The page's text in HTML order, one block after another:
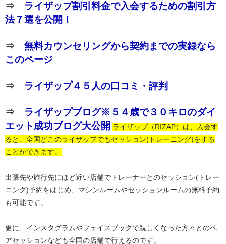
⇒ ライザップ割引料金で入会するための割引方
法７選を公開！
⇒ 無料カウンセリングから契約までの実録なら
このページ
⇒ ライザップ４５人の口コミ・評判
⇒ ライザップブログ※５４歳で３０キロのダイ
エット成功ブログ大公開 ライザップ（RIZAP）は、入会す
ると、全国どこのライザップでもセッション(トレーニング)をする
ことができます。
出張先や旅行先にほど近い店舗でトレーナーとのセッション(トレー
ニング)予約をはじめ、マシンルームやセッションルームの無料予約
も可能です。
更に、インスタグラムやフェイスブックで親しくなった方々とのペ
アセッションなども全国の店舗で行えるのです。